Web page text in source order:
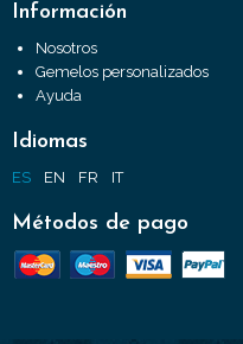
Información
Nosotros
Gemelos personalizados
Ayuda
Idiomas
ES EN FR IT
Métodos de pago